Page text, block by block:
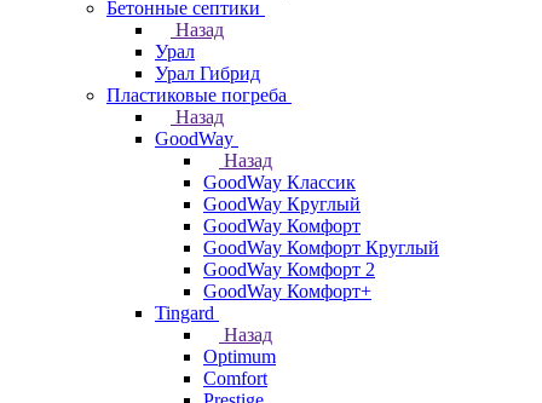
Бетонные септики
Назад
Урал
Урал Гибрид
Пластиковые погреба
Назад
GoodWay
Назад
GoodWay Классик
GoodWay Круглый
GoodWay Комфорт
GoodWay Комфорт Круглый
GoodWay Комфорт 2
GoodWay Комфорт+
Tingard
Назад
Optimum
Comfort